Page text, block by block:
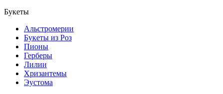
Букеты
Альстромерии
Букеты из Роз
Пионы
Герберы
Лилии
Хризантемы
Эустома